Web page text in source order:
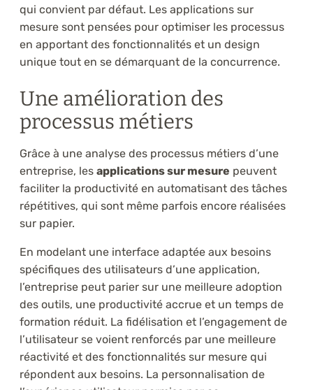
qui convient par défaut. Les applications sur
mesure sont pensées pour optimiser les processus
en apportant des fonctionnalités et un design
unique tout en se démarquant de la concurrence.
Une amélioration des
processus métiers
Grâce à une analyse des processus métiers d’une
entreprise, les applications sur mesure peuvent
faciliter la productivité en automatisant des tâches
répétitives, qui sont même parfois encore réalisées
sur papier.
En modelant une interface adaptée aux besoins
spécifiques des utilisateurs d’une application,
l’entreprise peut parier sur une meilleure adoption
des outils, une productivité accrue et un temps de
formation réduit. La fidélisation et l’engagement de
l’utilisateur se voient renforcés par une meilleure
réactivité et des fonctionnalités sur mesure qui
répondent aux besoins. La personnalisation de